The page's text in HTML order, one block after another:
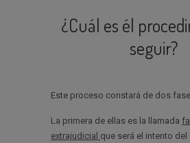
¿Cuál es él
seguir?
Este proceso constará de dos
La primera de ellas es la llamada
extrajudicial que será el intento